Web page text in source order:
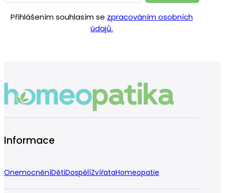
Přihlášením souhlasím se zpracováním osobních
údajů.
Informace
OnemocněníDětiDospělíZvířataHomeopatie